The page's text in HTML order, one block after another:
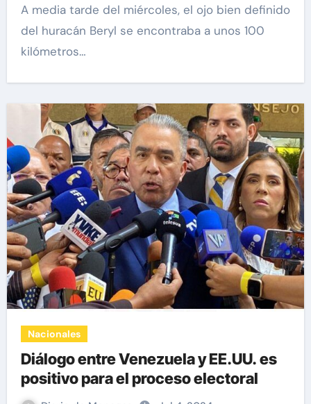
A media tarde del miércoles, el ojo bien definido
del huracán Beryl se encontraba a unos 100
kilómetros…
Nacionales
Diálogo entre Venezuela y EE.UU. es
positivo para el proceso electoral